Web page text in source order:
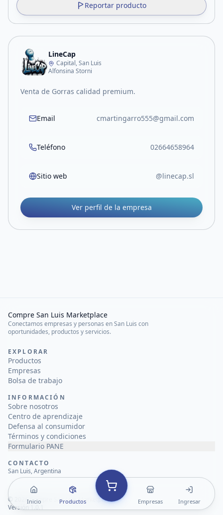
Reportar producto
LineCap
Capital, San Luis
Alfonsina Storni
Venta de Gorras calidad premium.
Email cmartingarro555@gmail.com
Teléfono 02664658964
Sitio web @linecap.sl
Ver perfil de la empresa
Inicio Productos Empresas Ingresar
Compre San Luis Marketplace
Conectamos empresas y personas en San Luis con
oportunidades, productos y servicios.
EXPLORAR
Productos
Empresas
Bolsa de trabajo
INFORMACIÓN
Sobre nosotros
Centro de aprendizaje
Defensa al consumidor
Términos y condiciones
Formulario PANE
CONTACTO
San Luis, Argentina
© 2026Compre San Luis Marketplace
Versión 1.0.1